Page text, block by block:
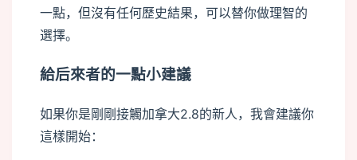
一點，但沒有任何歷史結果，可以替你做理智的
選擇。
給后來者的一點小建議
如果你是剛剛接觸加拿大2.8的新人，我會建議你
這樣開始：